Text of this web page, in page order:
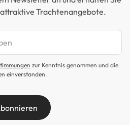
Trachtenangebote.
zur Kenntnis genommen und die
einverstanden.